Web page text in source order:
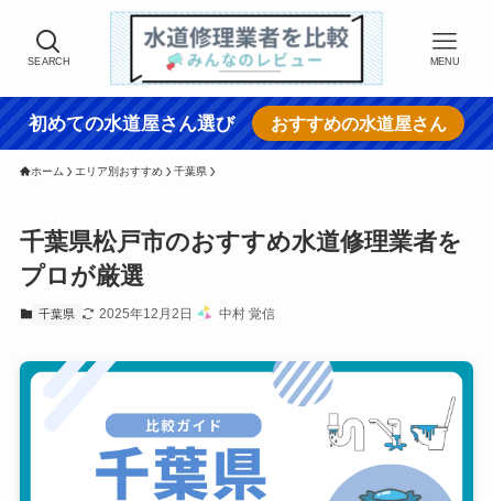
SEARCH MENU
初めての水道屋さん選び おすすめの水道屋さん
ホーム エリア別おすすめ 千葉県
千葉県松戸市のおすすめ水道修理業者を
プロが厳選
千葉県 2025年12月2日 中村 覚信